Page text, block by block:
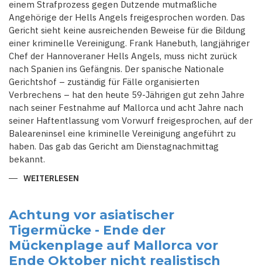
einem Strafprozess gegen Dutzende mutmaßliche
Angehörige der Hells Angels freigesprochen worden. Das
Gericht sieht keine ausreichenden Beweise für die Bildung
einer kriminelle Vereinigung. Frank Hanebuth, langjähriger
Chef der Hannoveraner Hells Angels, muss nicht zurück
nach Spanien ins Gefängnis. Der spanische Nationale
Gerichtshof – zuständig für Fälle organisierten
Verbrechens – hat den heute 59-Jährigen gut zehn Jahre
nach seiner Festnahme auf Mallorca und acht Jahre nach
seiner Haft­entlassung vom Vorwurf freigesprochen, auf der
Baleareninsel eine kriminelle Vereinigung angeführt zu
haben. Das gab das Gericht am Dienstagnachmittag
bekannt.
WEITERLESEN
FRANK
HANEBUTH
IN
SPANIEN
FREIGESPROCHEN
Achtung vor asiatischer
Tigermücke - Ende der
Mückenplage auf Mallorca vor
Ende Oktober nicht realistisch